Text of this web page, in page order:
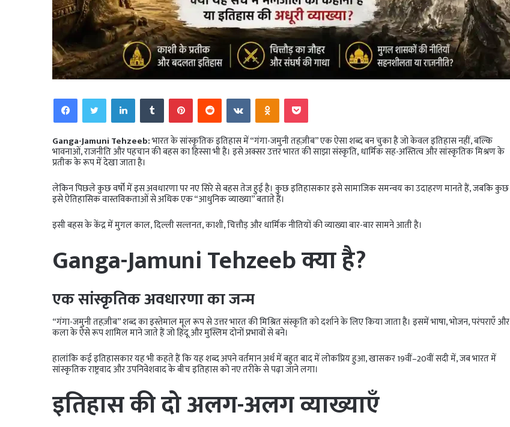
FacebookTwitterLinkedInTumblrPinterestRedditVKontakteOdnoklassniki
Pocket
Ganga-Jamuni Tehzeeb:भारत के सांस्कृतिक इतिहास में “गंगा-जमुनी तहज़ीब” एक ऐसा शब्द बन चुका है जो केवल इतिहास नहीं, बल्कि
भावनाओं, राजनीति और पहचान की बहस का हिस्सा भी है। इसे अक्सर उत्तर भारत की साझा संस्कृति, धार्मिक सह-अस्तित्व और सांस्कृतिक मिश्रण के
प्रतीक के रूप में देखा जाता है।
लेकिन पिछले कुछ वर्षों में इस अवधारणा पर नए सिरे से बहस तेज हुई है। कुछ इतिहासकार इसे सामाजिक समन्वय का उदाहरण मानते हैं, जबकि कुछ
इसे ऐतिहासिक वास्तविकताओं से अधिक एक “आधुनिक व्याख्या” बताते हैं।
इसी बहस के केंद्र में मुगल काल, दिल्ली सल्तनत, काशी, चित्तौड़ और धार्मिक नीतियों की व्याख्या बार-बार सामने आती है।
Ganga-Jamuni Tehzeebक्या है?
एक सांस्कृतिक अवधारणा का जन्म
“गंगा-जमुनी तहज़ीब” शब्द का इस्तेमाल मूल रूप से उत्तर भारत की मिश्रित संस्कृति को दर्शाने के लिए किया जाता है। इसमें भाषा, भोजन, परंपराएँ और
कला के ऐसे रूप शामिल माने जाते हैं जो हिंदू और मुस्लिम दोनों प्रभावों से बने।
हालांकि कई इतिहासकार यह भी कहते हैं कि यह शब्द अपने वर्तमान अर्थ में बहुत बाद में लोकप्रिय हुआ, खासकर 19वीं–20वीं सदी में, जब भारत में
सांस्कृतिक राष्ट्रवाद और उपनिवेशवाद के बीच इतिहास को नए तरीके से पढ़ा जाने लगा।
इतिहास की दो अलग-अलग व्याख्याएँ